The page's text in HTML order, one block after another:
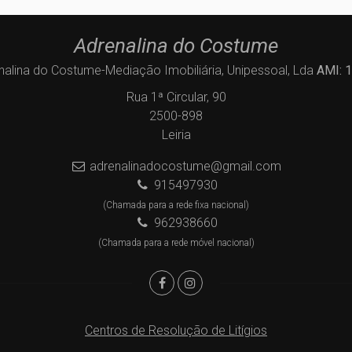
Adrenalina do Costume
do Costume-Mediação Imobiliária, Unipessoal, Lda AMI:
Rua 1ª Circular, 90
2500-898
Leiria
adrenalinadocostume@gmail.com
915497930
(Chamada para a rede fixa nacional)
962938660
(Chamada para a rede móvel nacional)
Centros de Resolução de Litígios